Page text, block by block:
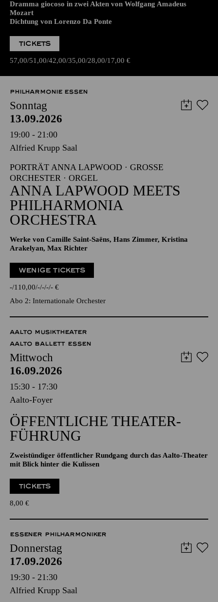
Dramma giocoso in zwei Akten von Wolfgang Amadeus
Mozart
Dichtung von Lorenzo Da Ponte
TICKETS
57,00 51,00 42,00 35,00 28,00 17,00 €
PHILHARMONIE ESSEN
Sonntag
13.09.2026
19:00 - 21:00
Alfried Krupp Saal
PORTRÄT ANNA LAPWOOD · GROSSE O
RCHESTER · ORGEL
ANNA LAPWOOD MEETS
PHILHARMONIA
ORCHESTRA
Werke von Camille Saint-Saëns, Hans Zimmer, Kristina
Arakelyan, Max Richter
WENIGE TICKETS
- 110,00 - - - - €
Abo 2: Internationale Orchester
AALTO MUSIKTHEATER
AALTO BALLETT ESSEN
Mittwoch
16.09.2026
15:30 - 17:30
Aalto-Foyer
ÖFFENTLICHE THEATER­
FÜHRUNG
Zweistündiger öffentlicher Rundgang durch das Aalto-Theater
mit Blick hinter die Kulissen
TICKETS
8,00 €
ESSENER PHILHARMONIKER
Donnerstag
17.09.2026
19:30 - 21:30
Alfried Krupp Saal